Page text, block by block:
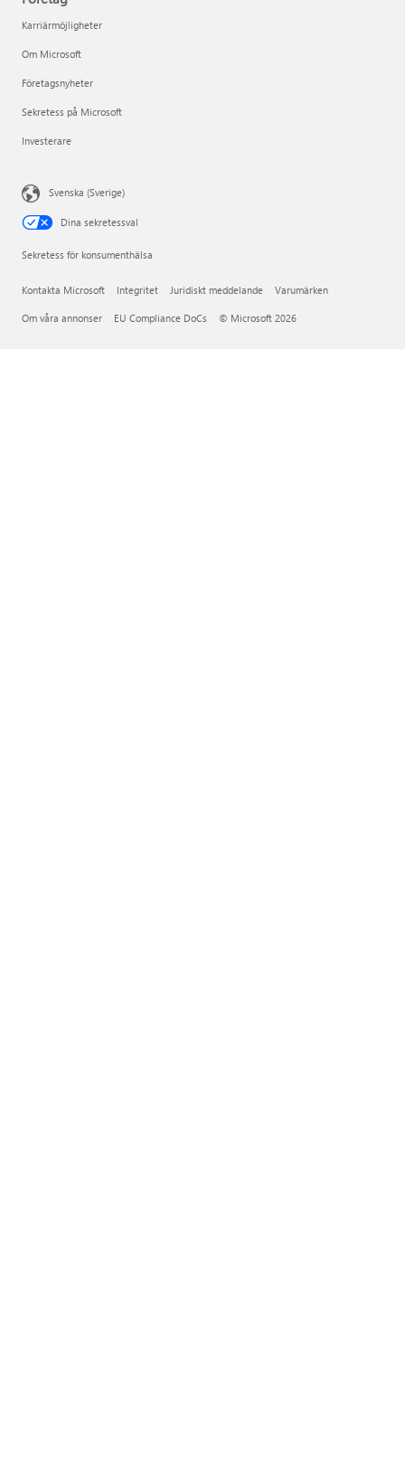
Karriärmöjligheter
Om Microsoft
Företagsnyheter
Sekretess på Microsoft
Investerare
Svenska (Sverige)
Dina sekretessval
Sekretess för konsumenthälsa
Kontakta Microsoft Integritet Juridiskt meddelande Varumärken
Om våra annonser EU Compliance DoCs © Microsoft 2026